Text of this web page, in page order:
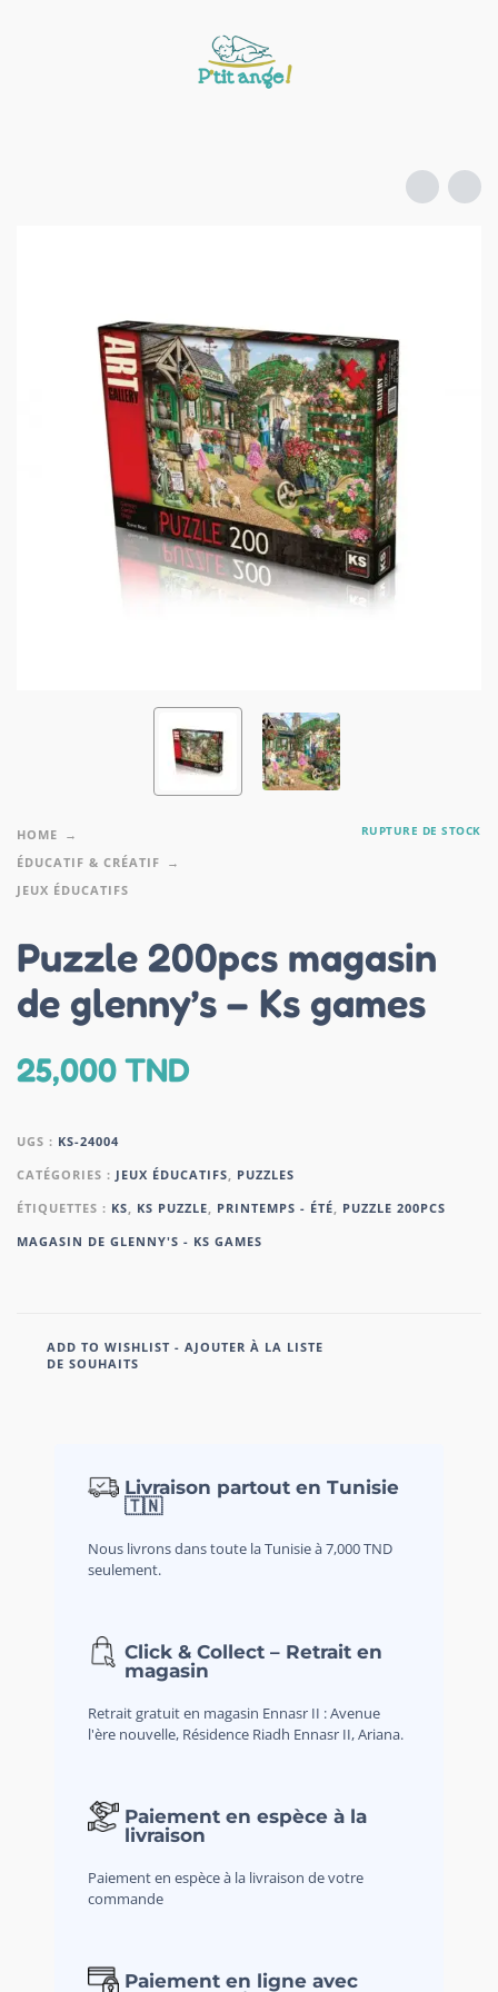
HOME
ÉDUCATIF & CRÉATIF
JEUX ÉDUCATIFS
RUPTURE DE STOCK
Puzzle 200pcs magasin
de glenny’s – Ks games
25,000TND
UGS : KS-24004
CATÉGORIES : JEUX ÉDUCATIFS
PUZZLES
ÉTIQUETTES : KS KS PUZZLE PRINTEMPS - ÉTÉ
PUZZLE 200PCS
MAGASIN DE GLENNY'S - KS GAMES
ADD TO WISHLIST - AJOUTER À LA LISTE
DE SOUHAITS
Livraison partout en Tunisie
🇹🇳
Nous livrons dans toute la Tunisie à 7,000 TND
seulement.
Click & Collect – Retrait en
magasin
Retrait gratuit en magasin Ennasr II : Avenue
l'ère nouvelle, Résidence Riadh Ennasr II, Ariana.
Paiement en espèce à la
livraison
Paiement en espèce à la livraison de votre
commande
Paiement en ligne avec